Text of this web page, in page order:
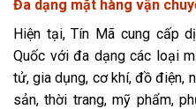
Đa dạng mặt hàng vận
Hiện tại, Tín Mã cung cấp
Quốc với đa dạng các loại
tử, gia dụng, cơ khí, đồ điện,
sản, thời trang, mỹ phẩm,